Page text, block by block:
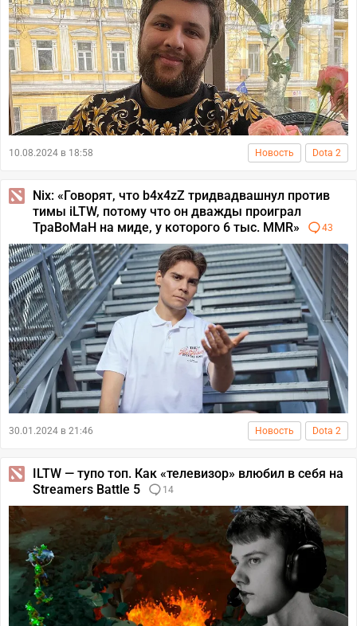
10.08.2024 в 18:58 Новость Dota 2
Nix: «Говорят, что b4x4zZ тридвадвашнул против
тимы iLTW, потому что он дважды проиграл
TpaBoMaH на миде, у которого 6 тыс. MMR»
43
30.01.2024 в 21:46 Новость Dota 2
ILTW — тупо топ. Как «телевизор» влюбил в себя на
Streamers Battle 5
14